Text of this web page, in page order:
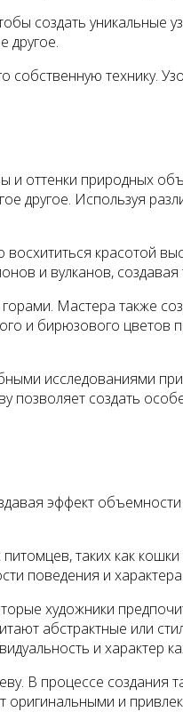
создать уникальные
другое.
технику.
оттенки природных
другое. Используя
красотой
и вулканов,
Мастера также
и бирюзового цветов
исследованиями
создать
эффект
таких как
поведения и
художники
абстрактные или
и характер
В процессе создания
оригинальными и